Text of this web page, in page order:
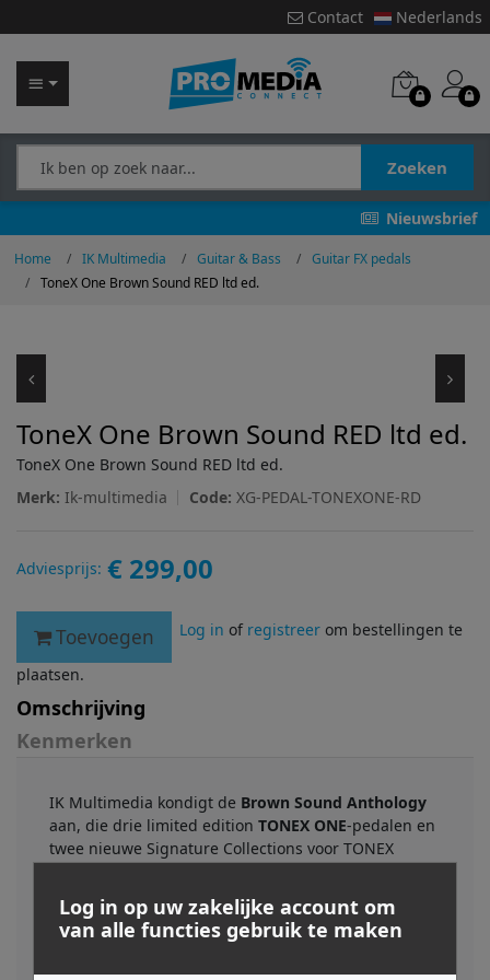
Contact Nederlands
Zoeken
Nieuwsbrief
Home IK Multimedia Guitar & Bass
Guitar FX pedals
ToneX One Brown Sound RED ltd ed.
ToneX One Brown Sound RED ltd ed.
ToneX One Brown Sound RED ltd ed.
Merk: Ik-multimedia Code: XG-PEDAL-TONEXONE-RD
Adviesprijs: € 299,00
Toevoegen Log in of registreerom bestellingen te
plaatsen.
Omschrijving
Kenmerken
IK Multimedia kondigt de Brown Sound Anthology
aan, die drie limited edition TONEX ONE-pedalen en
twee nieuwe Signature Collections voor TONEX
anthology beslaat de evolutie van de Brown Sound in
zes baanbrekende albums in drie TONEX Tone
Log in op uw zakelijke account om
van alle functies gebruik te maken